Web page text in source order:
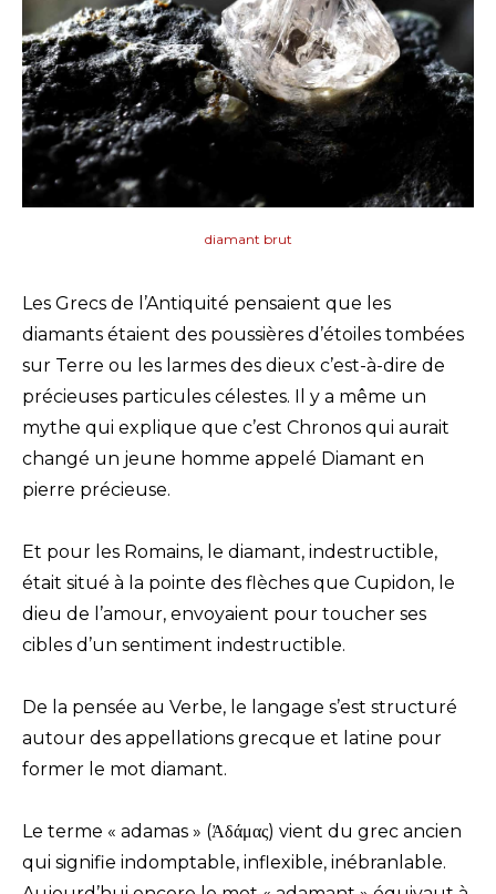
diamant brut
Les Grecs de l’Antiquité pensaient que les
diamants étaient des poussières d’étoiles tombées
sur Terre ou les larmes des dieux c’est-à-dire de
précieuses particules célestes. Il y a même un
mythe qui explique que c’est Chronos qui aurait
changé un jeune homme appelé Diamant en
pierre précieuse.
Et pour les Romains, le diamant, indestructible,
était situé à la pointe des flèches que Cupidon, le
dieu de l’amour, envoyaient pour toucher ses
cibles d’un sentiment indestructible.
De la pensée au Verbe, le langage s’est structuré
autour des appellations grecque et latine pour
former le mot diamant.
Le terme « adamas » (Ἀδάμας) vient du grec ancien
qui signifie indomptable, inflexible, inébranlable.